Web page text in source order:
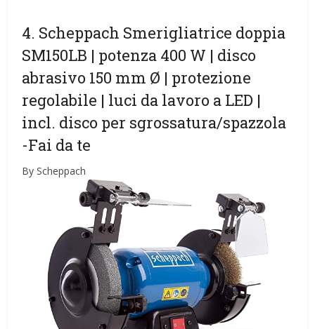
4. Scheppach Smerigliatrice doppia
SM150LB | potenza 400 W | disco
abrasivo 150 mm Ø | protezione
regolabile | luci da lavoro a LED |
incl. disco per sgrossatura/spazzola
-Fai da te
By Scheppach